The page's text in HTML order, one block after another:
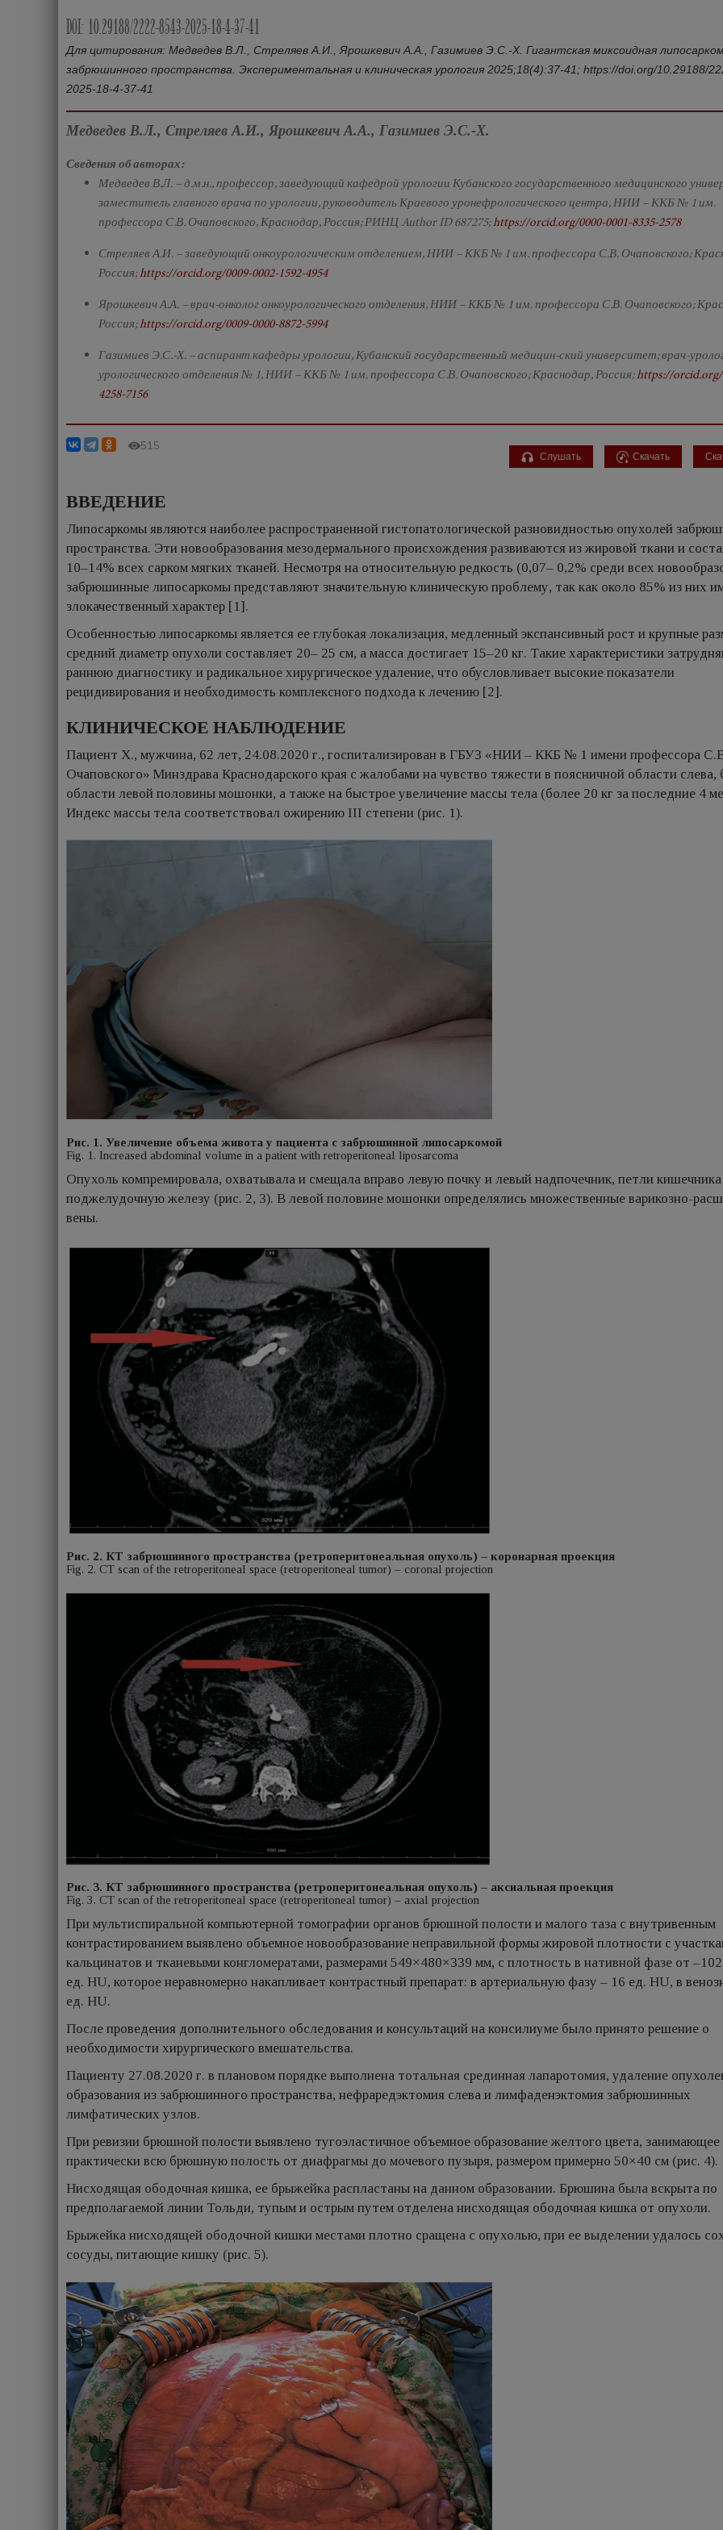
DOI: 10.29188/2222-8543-2025-18-4-37-41
Для цитирования: Медведев В.Л., Стреляев А.И., Ярошкевич А.А., Газимиев Э.С.-Х. Гигантская миксоидная
забрюшинного пространства. Экспериментальная и клиническая урология 2025;18(4):37-41; https://doi.org/10.29188/
2025-18-4-37-41
Медведев В.Л., Стреляев А.И., Ярошкевич А.А., Газимиев Э.С.-Х.
Сведения об авторах:
Медведев В.Л. – д.м.н., профессор, заведующий кафедрой урологии Кубанского государственного медицинского
заместитель главного врача по урологии, руководитель Краевого уронефрологического центра, НИИ – ККБ № 1 им.
профессора С.В. Очаповского, Краснодар, Россия; РИНЦ Author ID 687275;https://orcid.org/0000-0001-8335-2578
Стреляев А.И. – заведующий онкоурологическим отделением, НИИ – ККБ № 1 им. профессора С.В. Очаповского;
Россия;https://orcid.org/0009-0002-1592-4954
Ярошкевич А.А. – врач-онколог онкоурологического отделения, НИИ – ККБ № 1 им. профессора С.В. Очаповского;
Россия;https://orcid.org/0009-0000-8872-5994
Газимиев Э.С.-Х. – аспирант кафедры урологии, Кубанский государственный медицин-ский университет; врач-
урологического отделения № 1, НИИ – ККБ № 1 им. профессора С.В. Очаповского; Краснодар, Россия;https://orcid.org/
4258-7156
515
Слушать Скачать
ВВЕДЕНИЕ
Липосаркомы являются наиболее распространенной гистопатологической разновидностью опухолей
пространства. Эти новообразования мезодермального происхождения развиваются из жировой ткани и
10–14% всех сарком мягких тканей. Несмотря на относительную редкость (0,07– 0,2% среди всех
забрюшинные липосаркомы представляют значительную клиническую проблему, так как около 85% из них
злокачественный характер [1].
Особенностью липосаркомы является ее глубокая локализация, медленный экспансивный рост и крупные
средний диаметр опухоли составляет 20– 25 см, а масса достигает 15–20 кг. Такие характеристики
раннюю диагностику и радикальное хирургическое удаление, что обусловливает высокие показатели
рецидивирования и необходимость комплексного подхода к лечению [2].
КЛИНИЧЕСКОЕ НАБЛЮДЕНИЕ
Пациент Х., мужчина, 62 лет, 24.08.2020 г., госпитализирован в ГБУЗ «НИИ – ККБ № 1 имени профессора
Очаповского» Минздрава Краснодарского края с жалобами на чувство тяжести в поясничной области слева,
области левой половины мошонки, а также на быстрое увеличение массы тела (более 20 кг за последние 4
Индекс массы тела соответствовал ожирению III степени (рис. 1).
Рис. 1. Увеличение объема живота у пациента с забрюшинной липосаркомой
Fig. 1. Increased abdominal volume in a patient with retroperitoneal liposarcoma
Опухоль компремировала, охватывала и смещала вправо левую почку и левый надпочечник, петли
поджелудочную железу (рис. 2, 3). В левой половине мошонки определялись множественные варикозно-
вены.
Рис. 2. КТ забрюшинного пространства (ретроперитонеальная опухоль) – коронарная проекция
Fig. 2. CT scan of the retroperitoneal space (retroperitoneal tumor) – coronal projection
Рис. 3. КТ забрюшинного пространства (ретроперитонеальная опухоль) – аксиальная проекция
Fig. 3. CT scan of the retroperitoneal space (retroperitoneal tumor) – axial projection
При мультиспиральной компьютерной томографии органов брюшной полости и малого таза с внутривенным
контрастированием выявлено объемное новообразование неправильной формы жировой плотности с
кальцинатов и тканевыми конгломератами, размерами 549×480×339 мм, с плотность в нативной фазе от
ед. HU, которое неравномерно накапливает контрастный препарат: в артериальную фазу – 16 ед. HU, в
ед. HU.
После проведения дополнительного обследования и консультаций на консилиуме было принято решение о
необходимости хирургического вмешательства.
Пациенту 27.08.2020 г. в плановом порядке выполнена тотальная срединная лапаротомия, удаление
образования из забрюшинного пространства, нефраредэктомия слева и лимфаденэктомия забрюшинных
лимфатических узлов.
При ревизии брюшной полости выявлено тугоэластичное объемное образование желтого цвета, занимающее
практически всю брюшную полость от диафрагмы до мочевого пузыря, размером примерно 50×40 см (рис. 4).
Нисходящая ободочная кишка, ее брыжейка распластаны на данном образовании. Брюшина была вскрыта по
предполагаемой линии Тольди, тупым и острым путем отделена нисходящая ободочная кишка от опухоли.
Брыжейка нисходящей ободочной кишки местами плотно сращена с опухолью, при ее выделении удалось
сосуды, питающие кишку (рис. 5).